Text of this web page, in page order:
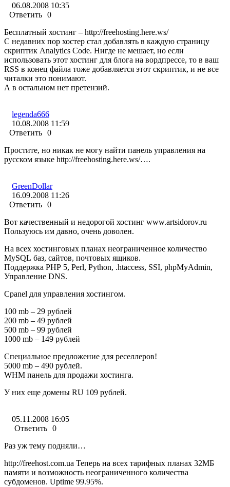
06.08.2008 10:35
Ответить 0
Бесплатный хостинг – http://freehosting.here.ws/
C недавних пор хостер стал добавлять в каждую страницу
скриптик Analytics Code. Нигде не мешает, но если
использовать этот хостинг для блога на вордпрессе, то в ваш
RSS в конец файла тоже добавляется этот скриптик, и не все
читалки это понимают.
А в остальном нет претензий.
legenda666
10.08.2008 11:59
Ответить 0
Простите, но никак не могу найти панель управления на
русском языке http://freehosting.here.ws/….
GreenDollar
16.09.2008 11:26
Ответить 0
Вот качественный и недорогой хостинг www.artsidorov.ru
Пользуюсь им давно, очень доволен.
На всех хостинговых планах неограниченное количество
MySQL баз, сайтов, почтовых ящиков.
Поддержка PHP 5, Perl, Python, .htaccess, SSI, phpMyAdmin,
Управление DNS.
Cpanel для управления хостингом.
100 mb – 29 рублей
200 mb – 49 рублей
500 mb – 99 рублей
1000 mb – 149 рублей
Специальное предложение для реселлеров!
5000 mb – 490 рублей.
WHM панель для продажи хостинга.
У них еще домены RU 109 рублей.
05.11.2008 16:05
Ответить 0
Раз уж тему подняли…
http://freehost.com.ua Теперь на всех тарифных планах 32МБ
памяти и возможность неограниченного количества
субдоменов. Uptime 99.95%.